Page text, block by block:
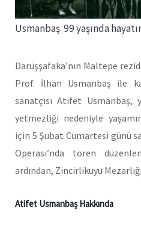
Usmanbaş 99 yaşında
Darüşşafaka’nın Maltepe
Prof. İlhan Usmanbaş ile
sanatçısı Atifet Usmanbaş,
yetmezliği nedeniyle
için 5 Şubat Cumartesi günü
Operası’nda tören
ardından, Zincirlikuyu
Atifet Usmanbaş Hakkında